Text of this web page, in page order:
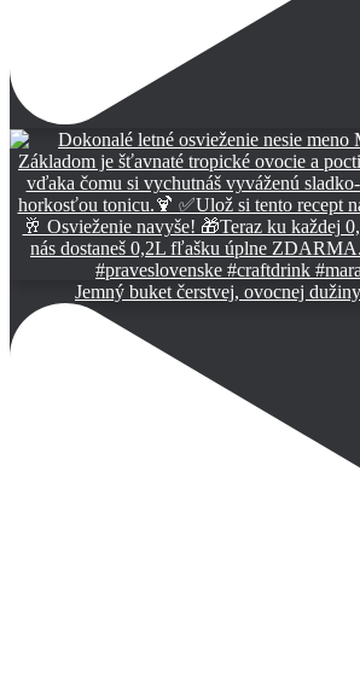
Jemný buket čerstvej, ovocnej